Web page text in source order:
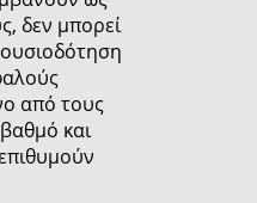
δεν μπορεί
από τους
και